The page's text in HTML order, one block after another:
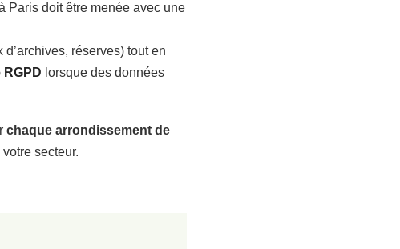
Paris doit être menée avec une
réserves) tout en
lorsque des données
chaque arrondissement de
secteur.